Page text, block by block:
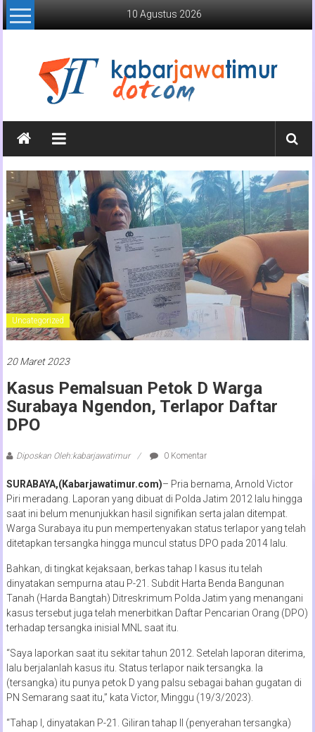
Lompat
ke
10 Agustus 2026
Kabar
Jawa
Timur
Media
Online
Jawa
Timur
Uncategorized
20 Maret 2023
Kasus Pemalsuan Petok D Warga
Surabaya Ngendon, Terlapor Daftar
DPO
Diposkan Oleh:kabarjawatimur 0 Komentar
SURABAYA,(Kabarjawatimur.com)– Pria bernama, Arnold Victor
Piri meradang. Laporan yang dibuat di Polda Jatim 2012 lalu hingga
saat ini belum menunjukkan hasil signifikan serta jalan ditempat.
Warga Surabaya itu pun mempertenyakan status terlapor yang telah
ditetapkan tersangka hingga muncul status DPO pada 2014 lalu.
Bahkan, di tingkat kejaksaan, berkas tahap I kasus itu telah
dinyatakan sempurna atau P-21. Subdit Harta Benda Bangunan
Tanah (Harda Bangtah) Ditreskrimum Polda Jatim yang menangani
kasus tersebut juga telah menerbitkan Daftar Pencarian Orang (DPO)
terhadap tersangka inisial MNL saat itu.
“Saya laporkan saat itu sekitar tahun 2012. Setelah laporan diterima,
lalu berjalanlah kasus itu. Status terlapor naik tersangka. Ia
(tersangka) itu punya petok D yang palsu sebagai bahan gugatan di
PN Semarang saat itu,” kata Victor, Minggu (19/3/2023).
“Tahap I, dinyatakan P-21. Giliran tahap II (penyerahan tersangka)